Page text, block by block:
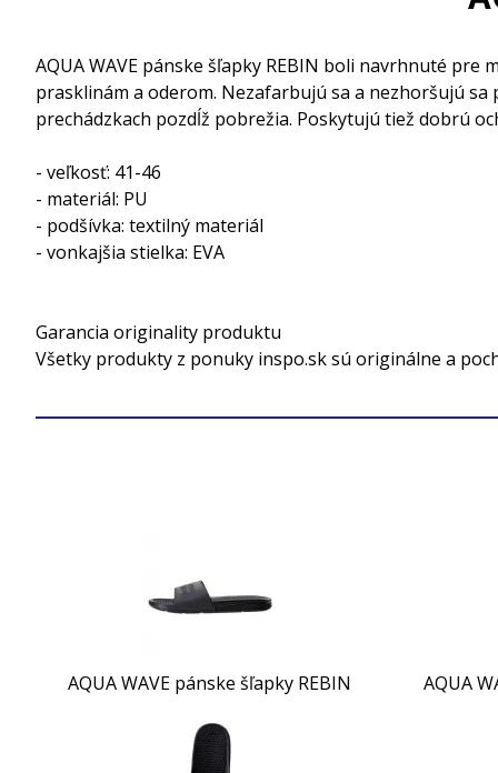
AQUA WAVE pánske šľapky REBIN boli navrhnuté
prasklinám a oderom. Nezafarbujú sa a nezhoršujú
prechádzkach pozdĺž pobrežia. Poskytujú tiež dobrú
- veľkosť: 41-46
- materiál: PU
- podšívka: textilný materiál
- vonkajšia stielka: EVA
Garancia originality produktu
Všetky produkty z ponuky inspo.sk sú originálne a
AQUA WAVE pánske šľapky REBIN AQUA